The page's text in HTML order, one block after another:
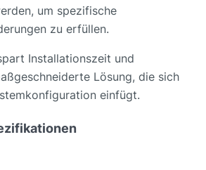
um spezifische
zu erfüllen.
Installationszeit und
Lösung, die sich
einfügt.